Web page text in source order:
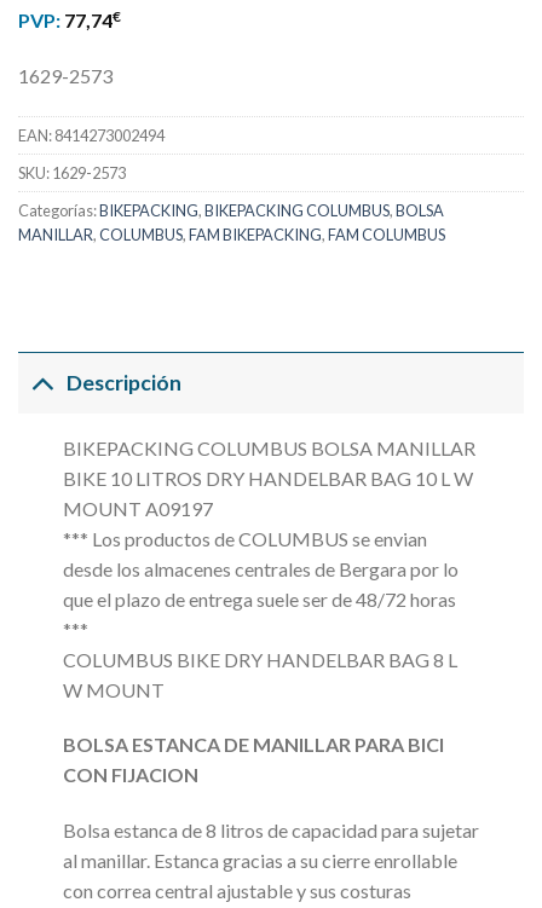
PVP: 77,74€
1629-2573
EAN:8414273002494
SKU:1629-2573
Categorías:BIKEPACKING,BIKEPACKING COLUMBUS,BOLSA
MANILLAR,COLUMBUS,FAM BIKEPACKING,FAM COLUMBUS
Descripción
BIKEPACKING COLUMBUS BOLSA MANILLAR
BIKE 10 LITROS DRY HANDELBAR BAG 10 L W
MOUNT A09197
*** Los productos de COLUMBUS se envian
desde los almacenes centrales de Bergara por lo
que el plazo de entrega suele ser de 48/72 horas
***
COLUMBUS BIKE DRY HANDELBAR BAG 8 L
W MOUNT
BOLSA ESTANCA DE MANILLAR PARA BICI
CON FIJACION
Bolsa estanca de 8 litros de capacidad para sujetar
al manillar. Estanca gracias a su cierre enrollable
con correa central ajustable y sus costuras